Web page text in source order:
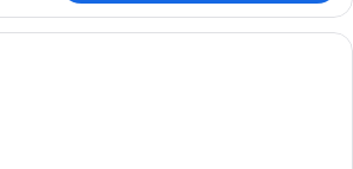
Seprai katun Mesir, seprai premium,